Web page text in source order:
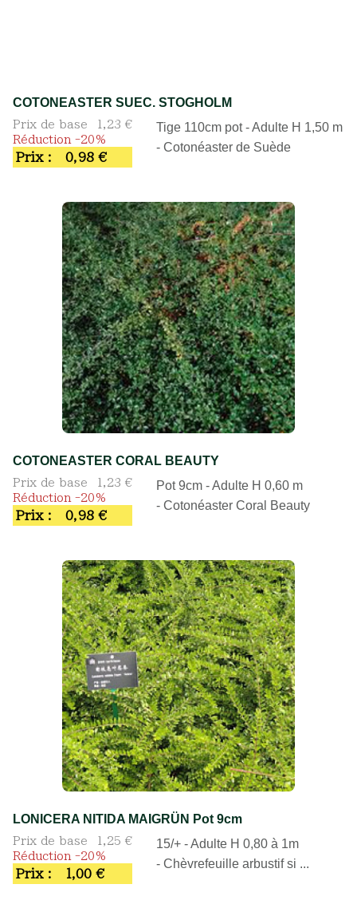
COTONEASTER SUEC. STOGHOLM
Prix de base
1,23 €
Réduction -20%
Prix : 0,98 €
Tige 110cm pot - Adulte H 1,50 m
- Cotonéaster de Suède
COTONEASTER CORAL BEAUTY
Prix de base
1,23 €
Réduction -20%
Prix : 0,98 €
Pot 9cm - Adulte H 0,60 m
- Cotonéaster Coral Beauty
LONICERA NITIDA MAIGRÜN Pot 9cm
Prix de base
1,25 €
Réduction -20%
Prix : 1,00 €
15/+ - Adulte H 0,80 à 1m
- Chèvrefeuille arbustif si ...